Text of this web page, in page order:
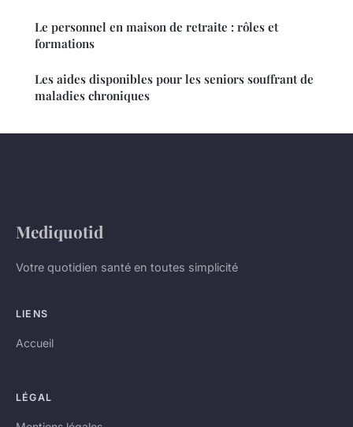
Le personnel en maison de retraite : rôles et
formations
Les aides disponibles pour les seniors souffrant de
maladies chroniques
Mediquotid
Votre quotidien santé en toutes simplicité
LIENS
Accueil
LÉGAL